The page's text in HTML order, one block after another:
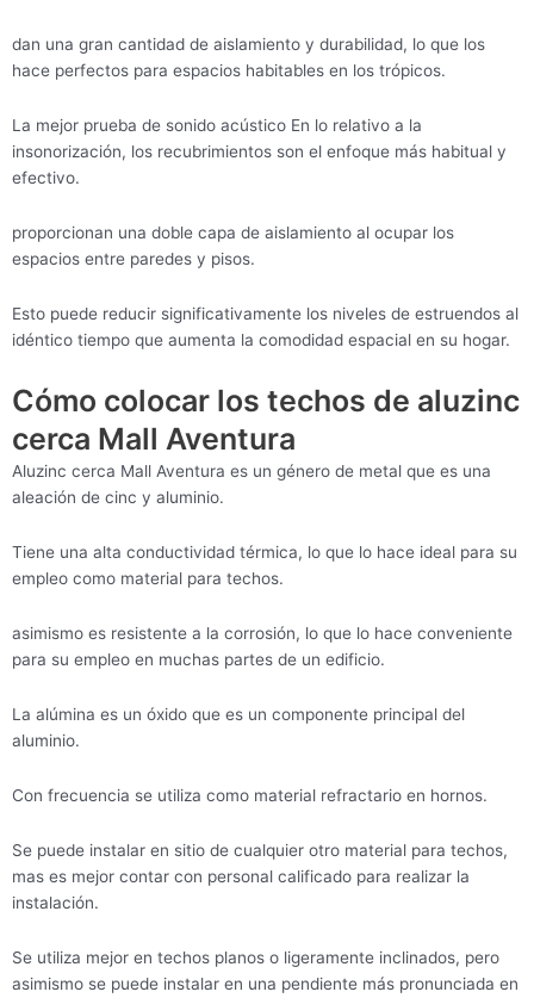
dan una gran cantidad de aislamiento y durabilidad, lo que los
hace perfectos para espacios habitables en los trópicos.
La mejor prueba de sonido acústico En lo relativo a la
insonorización, los recubrimientos son el enfoque más habitual y
efectivo.
proporcionan una doble capa de aislamiento al ocupar los
espacios entre paredes y pisos.
Esto puede reducir significativamente los niveles de estruendos al
idéntico tiempo que aumenta la comodidad espacial en su hogar.
Cómo colocar los techos de aluzinc
cerca Mall Aventura
Aluzinc cerca Mall Aventura es un género de metal que es una
aleación de cinc y aluminio.
Tiene una alta conductividad térmica, lo que lo hace ideal para su
empleo como material para techos.
asimismo es resistente a la corrosión, lo que lo hace conveniente
para su empleo en muchas partes de un edificio.
La alúmina es un óxido que es un componente principal del
aluminio.
Con frecuencia se utiliza como material refractario en hornos.
Se puede instalar en sitio de cualquier otro material para techos,
mas es mejor contar con personal calificado para realizar la
instalación.
Se utiliza mejor en techos planos o ligeramente inclinados, pero
asimismo se puede instalar en una pendiente más pronunciada en